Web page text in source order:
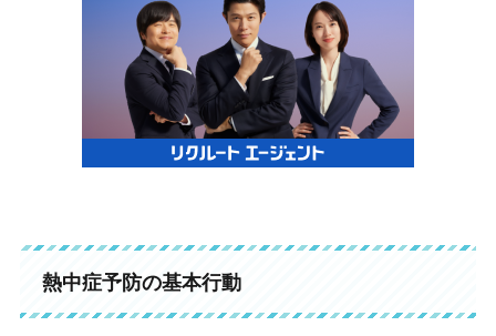
熱中症予防の基本行動